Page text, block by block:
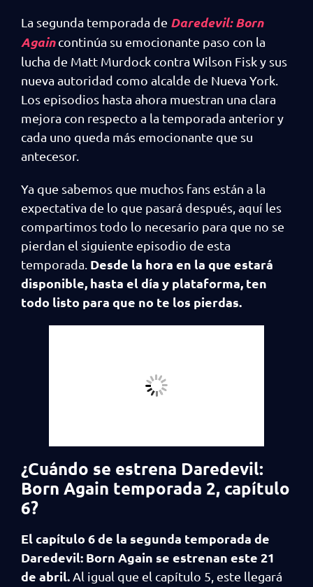
La segunda temporada de Daredevil: Born
Againcontinúa su emocionante paso con la
lucha de Matt Murdock contra Wilson Fisk y sus
nueva autoridad como alcalde de Nueva York.
Los episodios hasta ahora muestran una clara
mejora con respecto a la temporada anterior y
cada uno queda más emocionante que su
antecesor.
Ya que sabemos que muchos fans están a la
expectativa de lo que pasará después, aquí les
compartimos todo lo necesario para que no se
pierdan el siguiente episodio de esta
temporada. Desde la hora en la que estará
disponible, hasta el día y plataforma, ten
todo listo para que no te los pierdas.
¿Cuándo se estrena Daredevil:
Born Again temporada 2, capítulo
6?
El capítulo 6 de la segunda temporada de
Daredevil: Born Again se estrenan este 21
de abril. Al igual que el capítulo 5, este llegará